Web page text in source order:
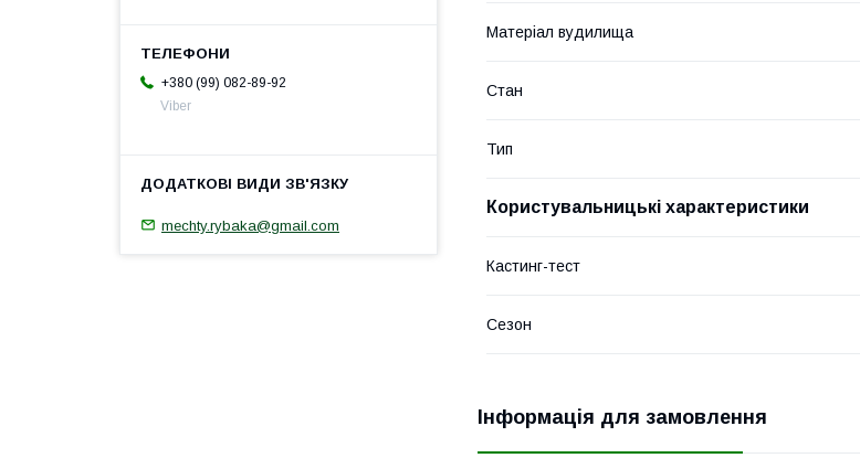
Матеріал вудилища
Стан
Тип
Користувальницькі характеристики
Кастинг-тест
Сезон
Інформація для замовлення
+380 (99) 082-89-92
Viber
mechty.rybaka@gmail.com